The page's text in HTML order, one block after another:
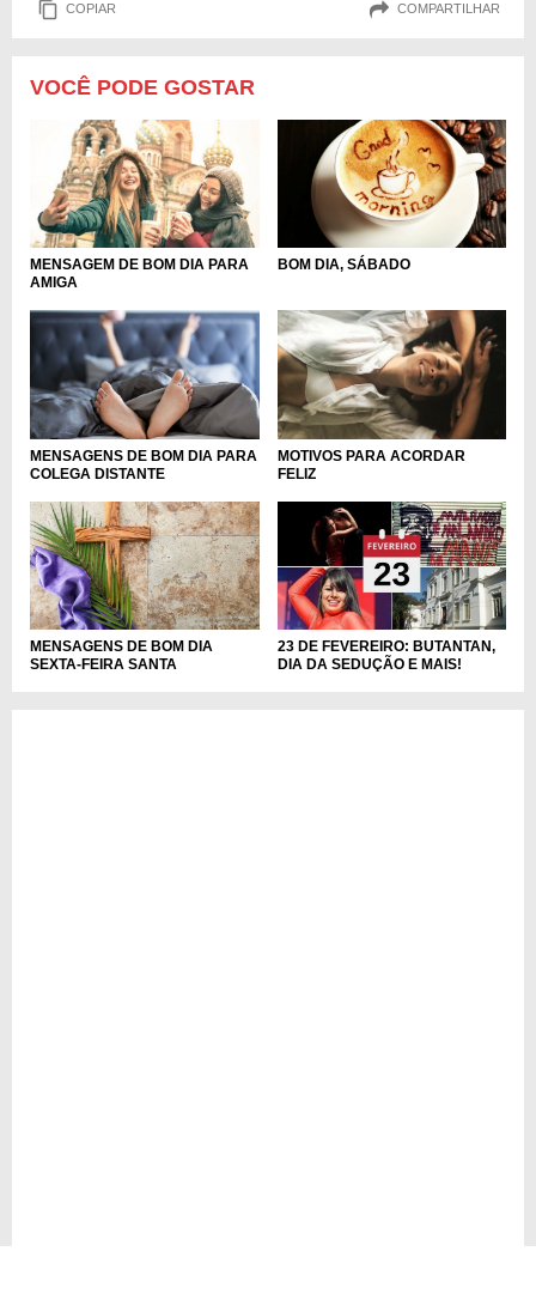
COPIAR COMPARTILHAR
VOCÊ PODE GOSTAR
MENSAGEM DE BOM DIA PARA
AMIGA
BOM DIA, SÁBADO
MENSAGENS DE BOM DIA PARA
COLEGA DISTANTE
MOTIVOS PARA ACORDAR
FELIZ
MENSAGENS DE BOM DIA
SEXTA-FEIRA SANTA
23 DE FEVEREIRO: BUTANTAN,
DIA DA SEDUÇÃO E MAIS!